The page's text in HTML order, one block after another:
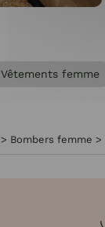
Vêtements femme
> Bombers femme >